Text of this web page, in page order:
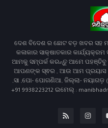
ଦେଶ ବିଦେଶ ର ଛୋଟ ବଡ଼ ଖବର ସହ
କଳାକାର ସାକ୍ଷାତକାର
ଆମକୁ ସମ୍ପର୍କ କରନ୍ତୁ ଆମେ ପହଞ୍ଚିବୁ
ଆପଣଙ୍କ ସ୍ଵର , ଆଉ ଆମ ପ୍ରୟାସ ।।
,ସା ,ପୋ- ପୋଗଣିଆ, ଜିଲ୍ଲା- ନୟାଗଡ଼
+91 9938223212 ଇମେଲ୍ :